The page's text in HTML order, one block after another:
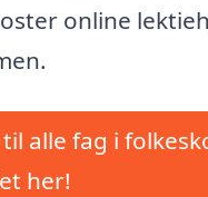
online
alle fag i
her!